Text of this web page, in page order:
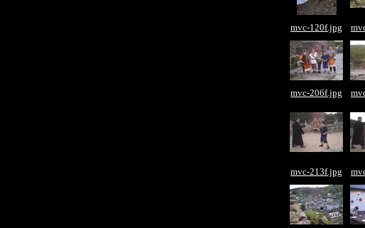
mvc-120f.jpg
mvc-206f.jpg
mvc-213f.jpg